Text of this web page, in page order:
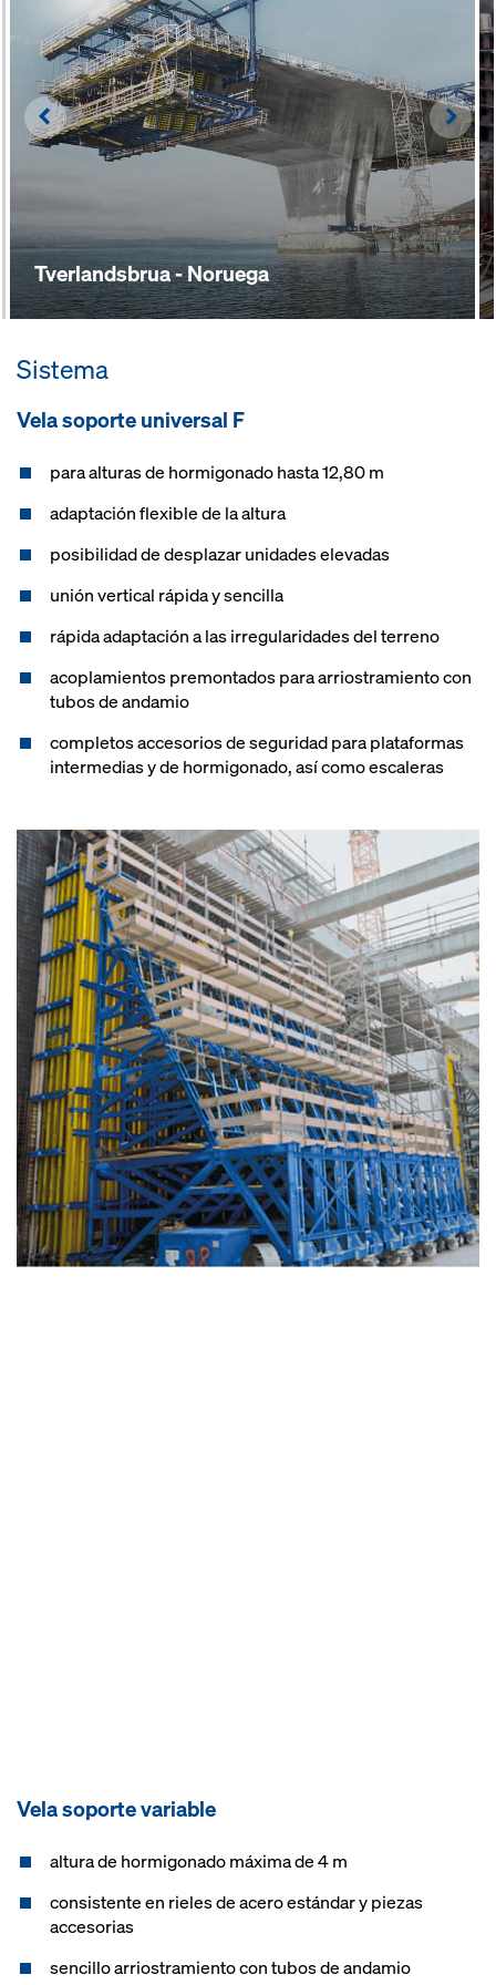
Tverlandsbrua - Noruega
Left
Sistema
Vela soporte universal F
para alturas de hormigonado hasta 12,80 m
adaptación flexible de la altura
posibilidad de desplazar unidades elevadas
unión vertical rápida y sencilla
rápida adaptación a las irregularidades del terreno
acoplamientos premontados para arriostramiento con
tubos de andamio
completos accesorios de seguridad para plataformas
intermedias y de hormigonado, así como escaleras
Vela soporte variable
altura de hormigonado máxima de 4 m
consistente en rieles de acero estándar y piezas
accesorias
sencillo arriostramiento con tubos de andamio